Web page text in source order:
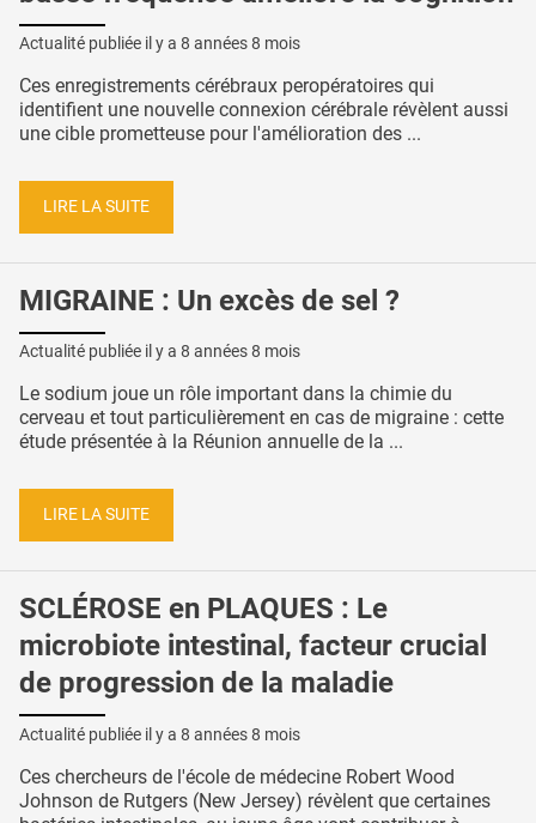
Actualité publiée il y a 8 années 8 mois
Ces enregistrements cérébraux peropératoires qui
identifient une nouvelle connexion cérébrale révèlent aussi
une cible prometteuse pour l'amélioration des ...
LIRE LA SUITE
MIGRAINE : Un excès de sel ?
Actualité publiée il y a 8 années 8 mois
Le sodium joue un rôle important dans la chimie du
cerveau et tout particulièrement en cas de migraine : cette
étude présentée à la Réunion annuelle de la ...
LIRE LA SUITE
SCLÉROSE en PLAQUES : Le
microbiote intestinal, facteur crucial
de progression de la maladie
Actualité publiée il y a 8 années 8 mois
Ces chercheurs de l'école de médecine Robert Wood
Johnson de Rutgers (New Jersey) révèlent que certaines